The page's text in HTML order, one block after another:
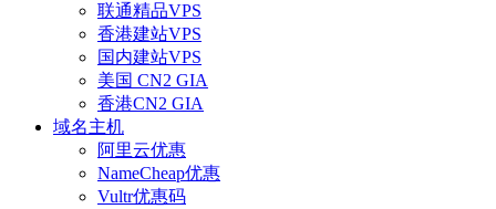
联通精品VPS
香港建站VPS
国内建站VPS
美国 CN2 GIA
香港CN2 GIA
域名主机
阿里云优惠
NameCheap优惠
Vultr优惠码